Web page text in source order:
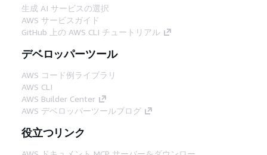
生成 AI サービスの選択
AWS サービスガイド
GitHub 上の AWS CLI チュートリアル
デベロッパーツール
AWS コード例ライブラリ
AWS CLI
AWS Builder Center
AWS デベロッパーツールブログ
役立つリンク